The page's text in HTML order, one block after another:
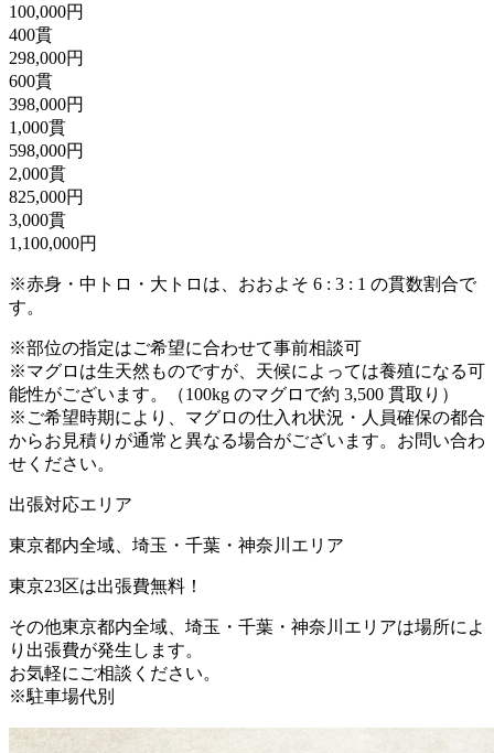
100,000円
400貫
298,000円
600貫
398,000円
1,000貫
598,000円
2,000貫
825,000円
3,000貫
1,100,000円
※赤身・中トロ・大トロは、おおよそ 6 : 3 : 1 の貫数割合で
す。
※部位の指定はご希望に合わせて事前相談可
※マグロは生天然ものですが、天候によっては養殖になる可
能性がございます。（100kg のマグロで約 3,500 貫取り）
※ご希望時期により、マグロの仕入れ状況・人員確保の都合
からお見積りが通常と異なる場合がございます。お問い合わ
せください。
出張対応エリア
東京都内全域、埼玉・千葉・神奈川エリア
東京23区は出張費無料！
その他東京都内全域、埼玉・千葉・神奈川エリアは場所によ
り出張費が発生します。
お気軽にご相談ください。
※駐車場代別